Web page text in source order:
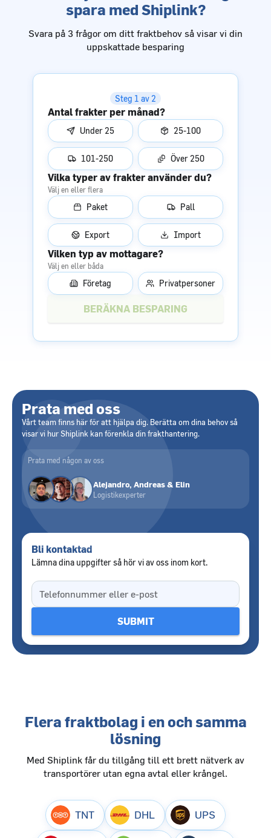
spara med Shiplink?
Svara på 3 frågor om ditt fraktbehov så visar vi din
uppskattade besparing
Steg 1 av 2
Antal frakter per månad?
Under 25 25-100
101-250 Över 250
Vilka typer av frakter använder du?
Välj en eller flera
Paket Pall
Export Import
Vilken typ av mottagare?
Välj en eller båda
Företag Privatpersoner
Prata med oss
Vårt team finns här för att hjälpa dig. Berätta om dina behov så
visar vi hur Shiplink kan förenkla din frakthantering.
Prata med någon av oss
Alejandro, Andreas & Elin
Logistikexperter
Bli kontaktad
Lämna dina uppgifter så hör vi av oss inom kort.
Flera fraktbolag i en och samma
lösning
Med Shiplink får du tillgång till ett brett nätverk av
transportörer utan egna avtal eller krångel.
TNT DHL UPS